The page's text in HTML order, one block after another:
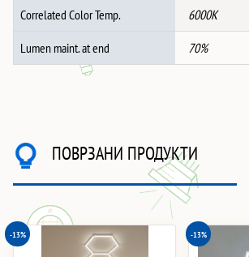
Correlated Color Temp. 6000K
Lumen maint. at end 70%
ПОВРЗАНИ ПРОДУКТИ
-13% -13%